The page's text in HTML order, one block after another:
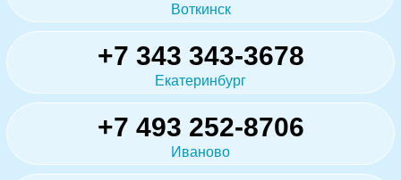
Воткинск
+7 343 343-3678
Екатеринбург
+7 493 252-8706
Иваново